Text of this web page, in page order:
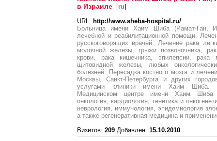
в Израиле [ru]
URL: http://www.sheba-hospital.ru/
Больница имени Хаим Шиба (Рамат-Ган,
лечебной и реабилитационной помощи.
русскоговорящих врачей. Лечение рака
молочной железы, грыжи позвоночника,
крови, рака кишечника, эпилепсии,
щитовидной железы, любых
болезней. Пересадка костного мозга и
Москвы, Санкт-Петербурга и других
услугами клиники имени Хаим Шиба.
Медицинском центре имени Хаим Шиба
онкология, кардиология, генетика и
неврология, иммунология, эпидемиология
а также регенеративная медицина и
Визитов: 209 Добавлен: 15.10.2010